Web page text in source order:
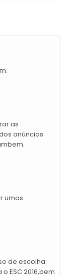
as
anúncios
umas
de escolha
ESC 2016,bem